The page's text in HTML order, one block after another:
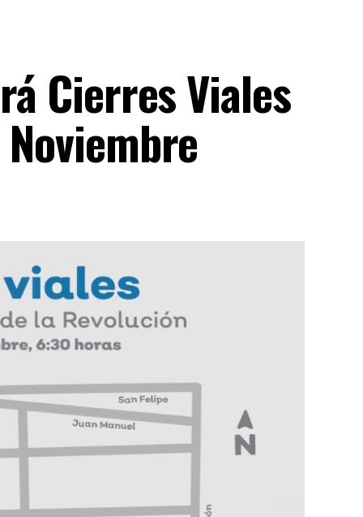
Cierres Viales